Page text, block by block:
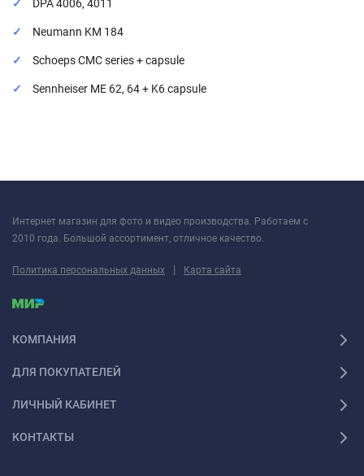
DPA 4006, 4011
Neumann KM 184
Schoeps CMC series + capsule
Sennheiser ME 62, 64 + K6 capsule
Интернет магазин для фото и видео производства. Работаем с
2010 года. Большой ассортимент, отличное качество.
Политика персональных данных | Карта сайта
КОМПАНИЯ
ДЛЯ ПОКУПАТЕЛЕЙ
ЛИЧНЫЙ КАБИНЕТ
КОНТАКТЫ